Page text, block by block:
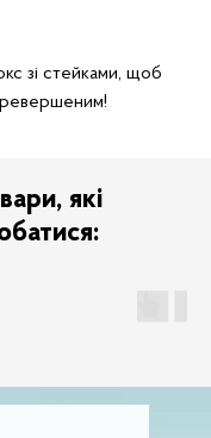
зі стейками, щоб
які